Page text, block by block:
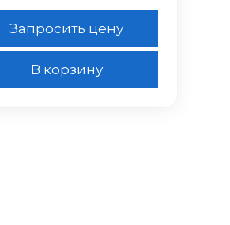
Запросить цену
В корзину